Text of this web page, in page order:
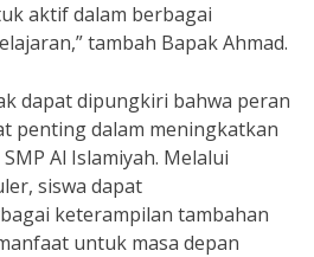
aktif dalam berbagai
tambah Bapak Ahmad.
dapat dipungkiri bahwa peran
penting dalam meningkatkan
Al Islamiyah. Melalui
siswa dapat
keterampilan tambahan
untuk masa depan